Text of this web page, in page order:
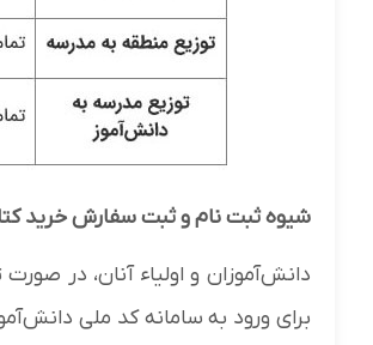
شیوه ثبت نام و ثبت سفارش خرید
دانش‌آموزان و اولیاء آنان، در
برای ورود به سامانه کد ملی